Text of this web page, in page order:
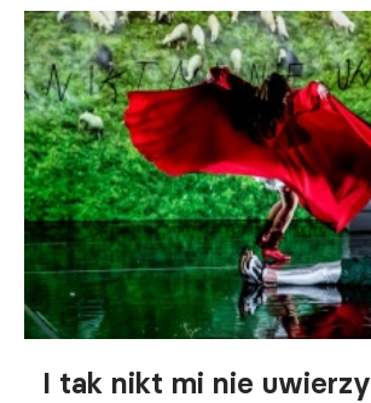
I tak nikt mi nie uwierzy